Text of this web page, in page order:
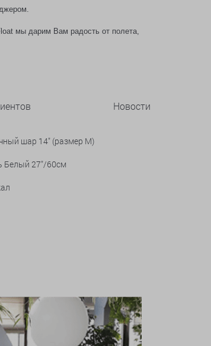
мы дарим Вам радость от полета,
Новости
шар 14" (размер М)
Белый 27"/60см